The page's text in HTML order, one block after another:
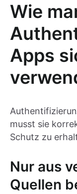
Wie
Apps
musst sie
Schutz zu
Nur aus
Quellen